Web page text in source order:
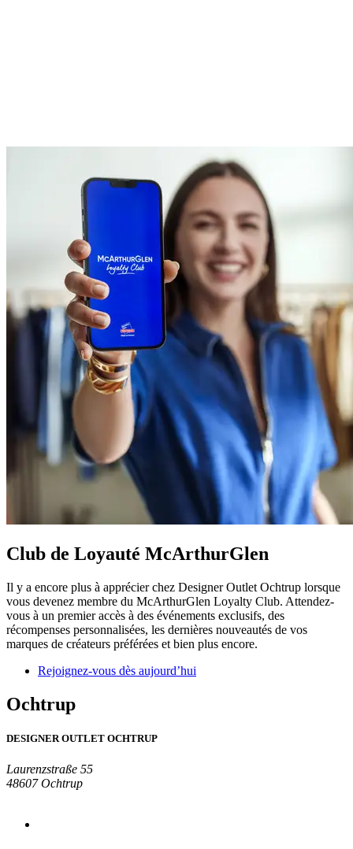
Club de Loyauté McArthurGlen
Il y a encore plus à apprécier chez Designer Outlet Ochtrup lorsque
vous devenez membre du McArthurGlen Loyalty Club. Attendez-
vous à un premier accès à des événements exclusifs, des
récompenses personnalisées, les dernières nouveautés de vos
marques de créateurs préférées et bien plus encore.
Rejoignez-vous dès aujourd’hui
Ochtrup
DESIGNER OUTLET OCHTRUP
Laurenzstraße 55
48607 Ochtrup